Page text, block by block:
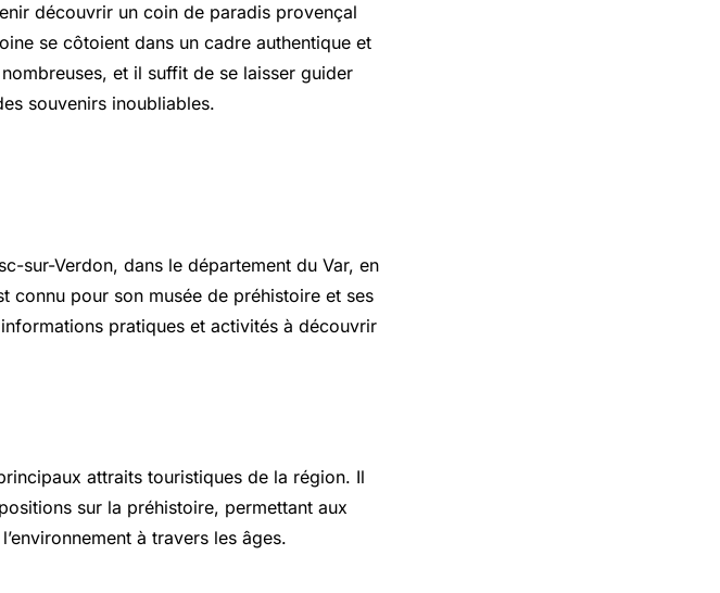
découvrir un coin de paradis provençal
se côtoient dans un cadre authentique et
et il suffit de se laisser guider
souvenirs inoubliables.
sur-Verdon, dans le département du Var, en
connu pour son musée de préhistoire et ses
pratiques et activités à découvrir
attraits touristiques de la région. Il
sur la préhistoire, permettant aux
à travers les âges.